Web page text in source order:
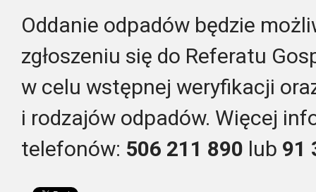
Oddanie odpadów będzie
zgłoszeniu się do Referatu
w celu wstępnej weryfikacji
i rodzajów odpadów. Więcej
telefonów: 506 211 890 lub 91